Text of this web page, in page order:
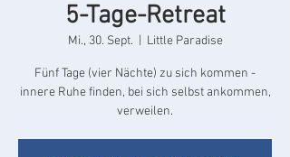
5-Tage-Retreat
Mi., 30. Sept. Little Paradise
Fünf Tage (vier Nächte) zu sich kommen -
innere Ruhe finden, bei sich selbst ankommen,
verweilen.